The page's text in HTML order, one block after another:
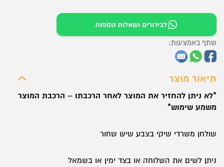
שולחן
משרדי
עם
שלוחה
LEMAS
צבע
שיש
לבירורים ושאלות נוספות
תיאור מוצר
*לא ניתן להחזיר את המוצר לאחר הרכבתו – הרכבת המוצר
משמע שימוש*
שולחן משרדי שיקי בצבע שיש שחור
ניתן לשים את השלוחה או בצד ימין או בשמאל
שתף באמצעות: